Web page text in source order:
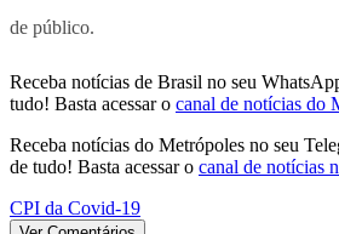
de público.
Receba notícias de Brasil no seu
tudo! Basta acessar o canal de notícias do
Receba notícias do Metrópoles no seu
de tudo! Basta acessar o canal de notícias
CPI da Covid-19